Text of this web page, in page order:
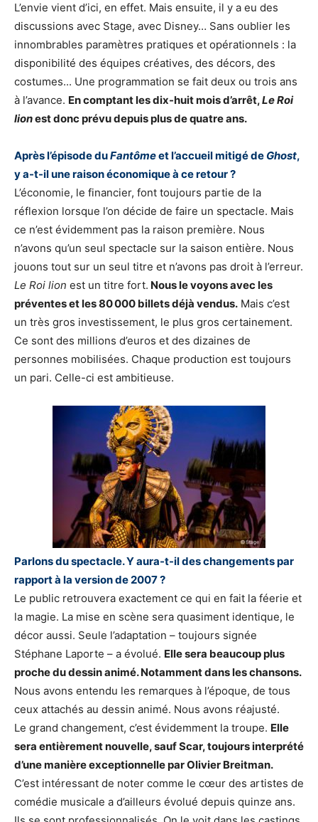
L’envie vient d’ici, en effet. Mais ensuite, il y a eu des
discussions avec Stage, avec Disney… Sans oublier les
innombrables paramètres pratiques et opérationnels : la
disponibilité des équipes créatives, des décors, des
costumes... Une programmation se fait deux ou trois ans
à l’avance. En comptant les dix-huit mois d’arrêt,Le Roi
lionest donc prévu depuis plus de quatre ans.
Après l’épisode duFantômeet l’accueil mitigé de Ghost,
y a-t-il une raison économique à ce retour ?
L’économie, le financier, font toujours partie de la
réflexion lorsque l’on décide de faire un spectacle. Mais
ce n’est évidemment pas la raison première. Nous
n’avons qu’un seul spectacle sur la saison entière. Nous
jouons tout sur un seul titre et n’avons pas droit à l’erreur.
Le Roi lion est un titre fort. Nous le voyons avec les
préventes et les 80 000 billets déjà vendus. Mais c’est
un très gros investissement, le plus gros certainement.
Ce sont des millions d’euros et des dizaines de
personnes mobilisées. Chaque production est toujours
un pari. Celle-ci est ambitieuse.
Parlons du spectacle. Y aura-t-il des changements par
rapport à la version de 2007 ?
Le public retrouvera exactement ce qui en fait la féerie et
la magie. La mise en scène sera quasiment identique, le
décor aussi. Seule l’adaptation – toujours signée
Stéphane Laporte – a évolué. Elle sera beaucoup plus
proche du dessin animé. Notamment dans les chansons.
Nous avons entendu les remarques à l’époque, de tous
ceux attachés au dessin animé. Nous avons réajusté.
Le grand changement, c’est évidemment la troupe. Elle
sera entièrement nouvelle, sauf Scar, toujours interprété
d’une manière exceptionnelle par Olivier Breitman.
C’est intéressant de noter comme le cœur des artistes de
comédie musicale a d’ailleurs évolué depuis quinze ans.